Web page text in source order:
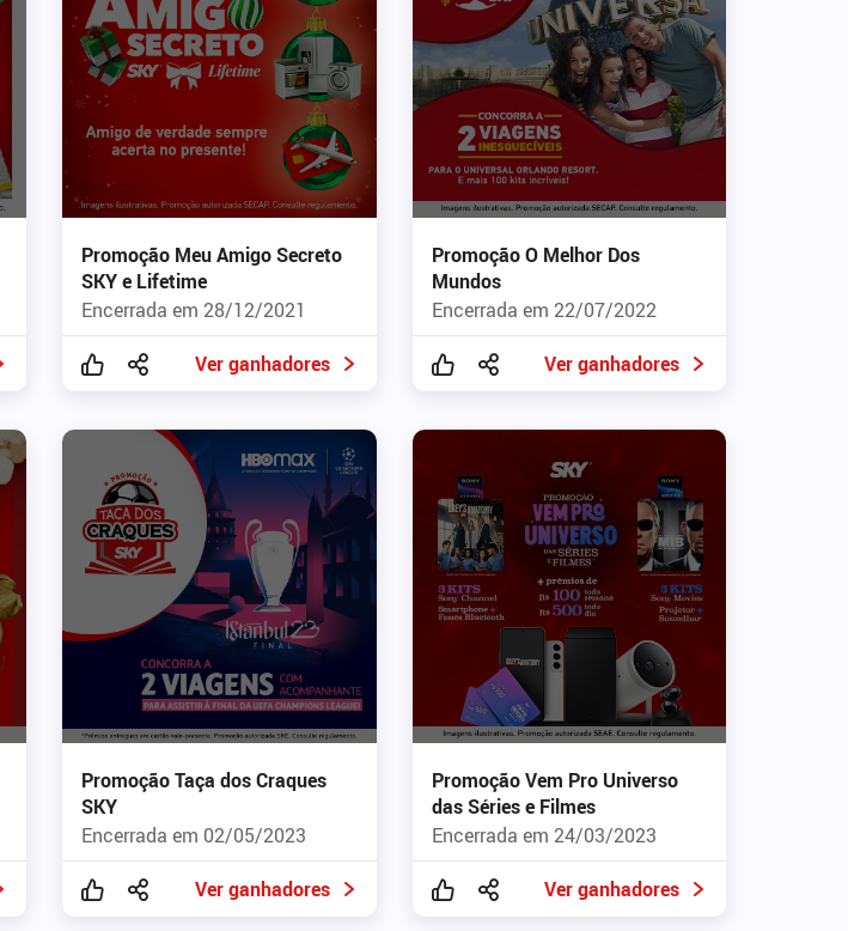
Promoção Meu Amigo Secreto
SKY e Lifetime​
Encerrada em 28/12/2021
Ver ganhadores
Promoção O Melhor Dos
Mundos
Encerrada em 22/07/2022
Ver ganhadores
Promoção Taça dos Craques
SKY
Encerrada em 02/05/2023
Ver ganhadores
Promoção Vem Pro Universo
das Séries e Filmes
Encerrada em 24/03/2023
Ver ganhadores